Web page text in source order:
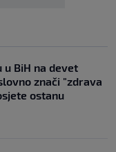
u BiH na devet
znači "zdrava
ostanu